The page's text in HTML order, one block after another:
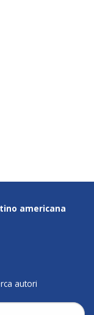
americana
autori